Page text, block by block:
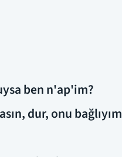
ben n'ap'im?
dur, onu bağlıyım